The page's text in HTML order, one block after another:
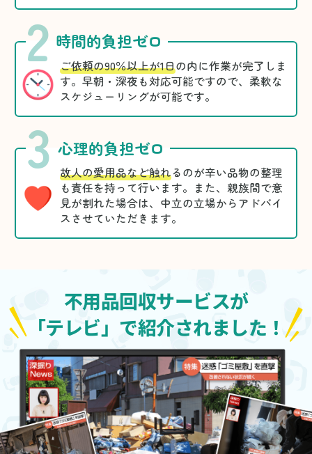
2 時間的負担ゼロ
ご依頼の90％以上が1日の内に作業が完了しま
す。早朝・深夜も対応可能ですので、柔軟な
スケジューリングが可能です。
3 心理的負担ゼロ
故人の愛用品など触れるのが辛い品物の整理
も責任を持って行います。また、親族間で意
見が割れた場合は、中立の立場からアドバイ
スさせていただきます。
不用品回収サービスが
「テレビ」で紹介されました！